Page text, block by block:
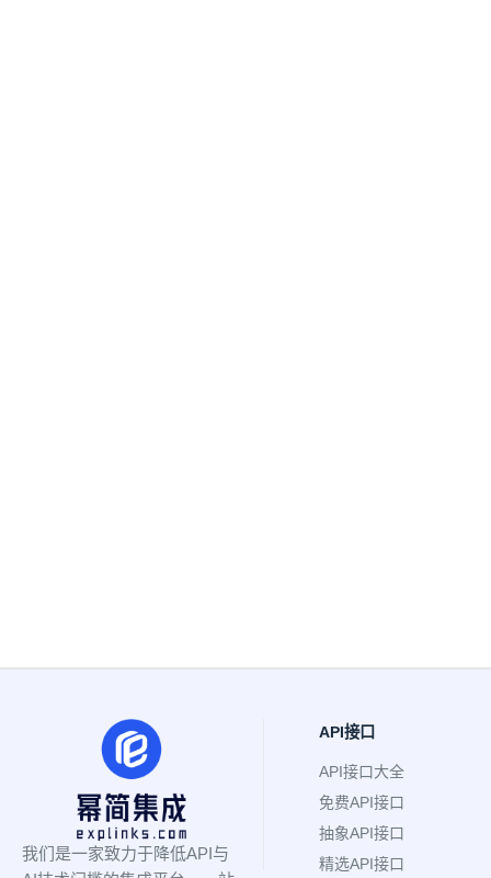
我们是一家致力于降低API与
API接口
API接口大全
免费API接口
抽象API接口
精选API接口